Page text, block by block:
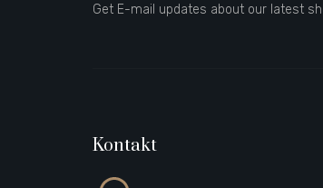
Get E-mail updates about our latest
Kontakt